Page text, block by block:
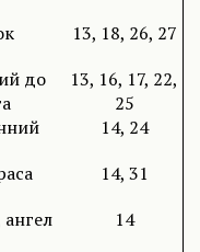
13, 18, 26, 27
до
13, 16, 17, 22,
25
14, 24
14, 31
ангел
14